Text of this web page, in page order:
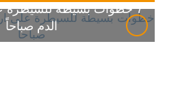
7 خطوات بسيطة للسيطرة
الدم صباحاً